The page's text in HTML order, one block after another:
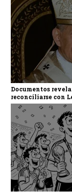
Documentos
reconciliarse con